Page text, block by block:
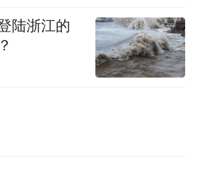
、专业升社会”的三级跳策
为我们职业发展的加速器，
陆浙江的